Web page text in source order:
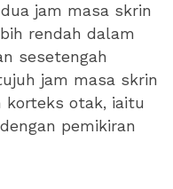
jam masa skrin
rendah dalam
sesetengah
jam masa skrin
korteks otak, iaitu
pemikiran